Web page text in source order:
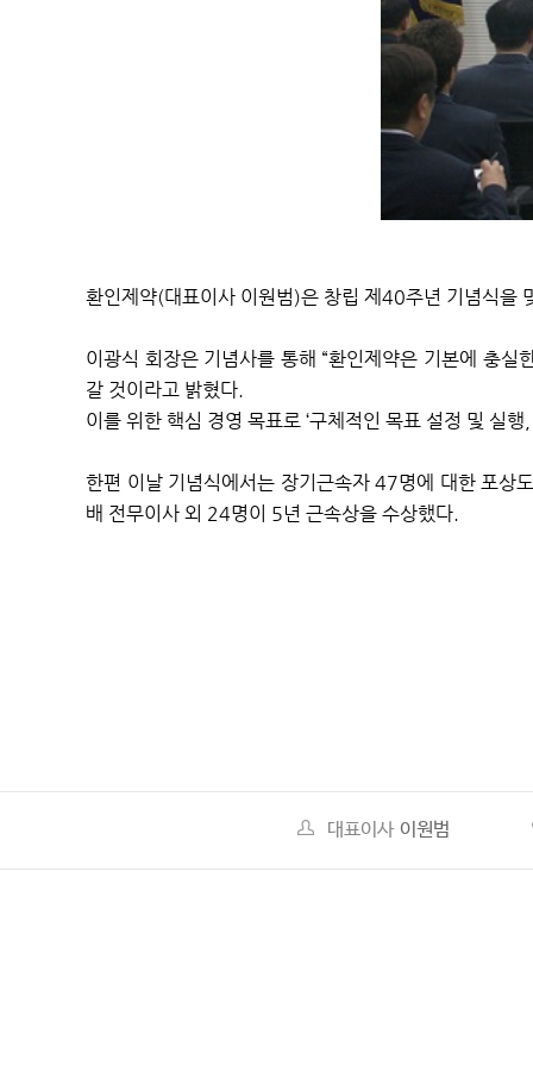
환인제약(대표이사 이원범)은 창립 제 40주년 기념식을
이광식 회장은 기념사를 통해 “환인제약은 기본에 충실
갈 것이라고 밝혔다.
이를 위한 핵심 경영 목표로 ‘구체적인 목표 설정 및 실행
한편 이날 기념식에서는 장기근속자47명에 대한 포상
배 전무이사 외 24명이 5년 근속상을 수상했다.
대표이사 이원범